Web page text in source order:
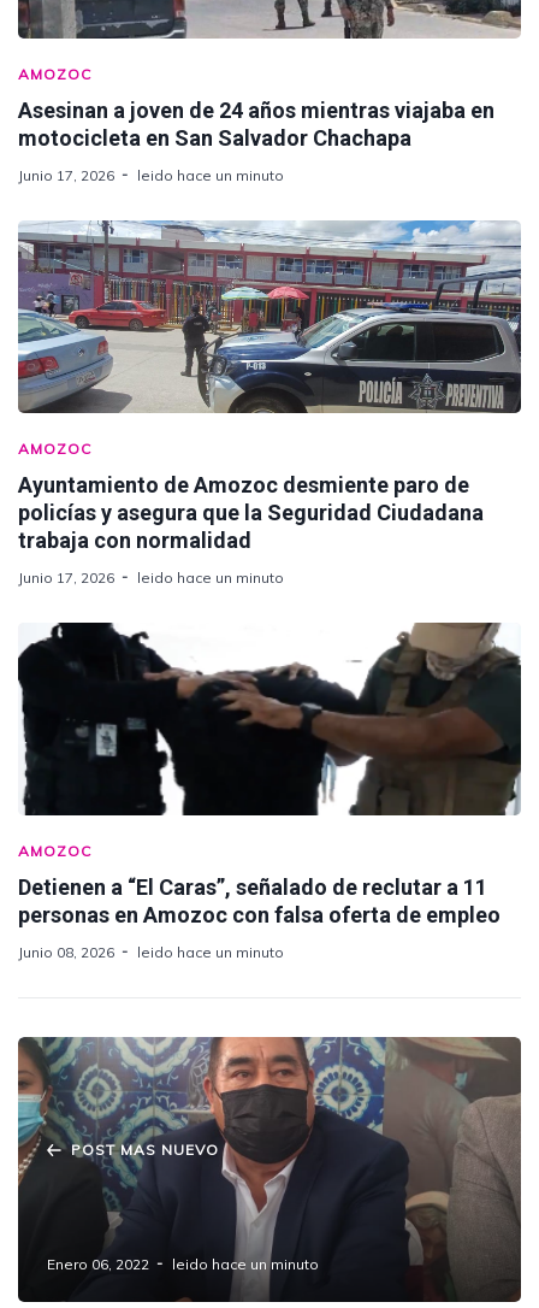
AMOZOC
Asesinan a joven de 24 años mientras viajaba en
motocicleta en San Salvador Chachapa
Junio 17, 2026 leido hace un minuto
AMOZOC
Ayuntamiento de Amozoc desmiente paro de
policías y asegura que la Seguridad Ciudadana
trabaja con normalidad
Junio 17, 2026 leido hace un minuto
AMOZOC
Detienen a “El Caras”, señalado de reclutar a 11
personas en Amozoc con falsa oferta de empleo
Junio 08, 2026 leido hace un minuto
POST MAS NUEVO
Tendrá el Municipio de #Amozoc su Consejo
Consultivo Municipal de Turismo.
Enero 06, 2022 leido hace un minuto